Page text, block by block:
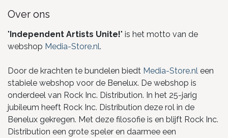
Over ons
"Independent Artists Unite!" is het motto van de
webshop Media-Store.nl.
Door de krachten te bundelen biedt Media-Store.nl een
stabiele webshop voor de Benelux. De webshop is
onderdeel van Rock Inc. Distribution. In het 25-jarig
jubileum heeft Rock Inc. Distribution deze rol in de
Benelux gekregen. Met deze filosofie is en blijft Rock Inc.
Distribution een grote speler en daarmee een